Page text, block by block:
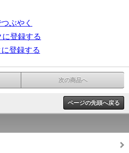
ぶやく
登録する
登録する
次の商品へ
ページの先頭へ戻る